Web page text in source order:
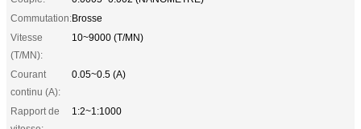
Commutation:Brosse
Vitesse
(T/MN):
10~9000 (T/MN)
Courant
continu (A):
0.05~0.5 (A)
Rapport de
1:2~1:1000